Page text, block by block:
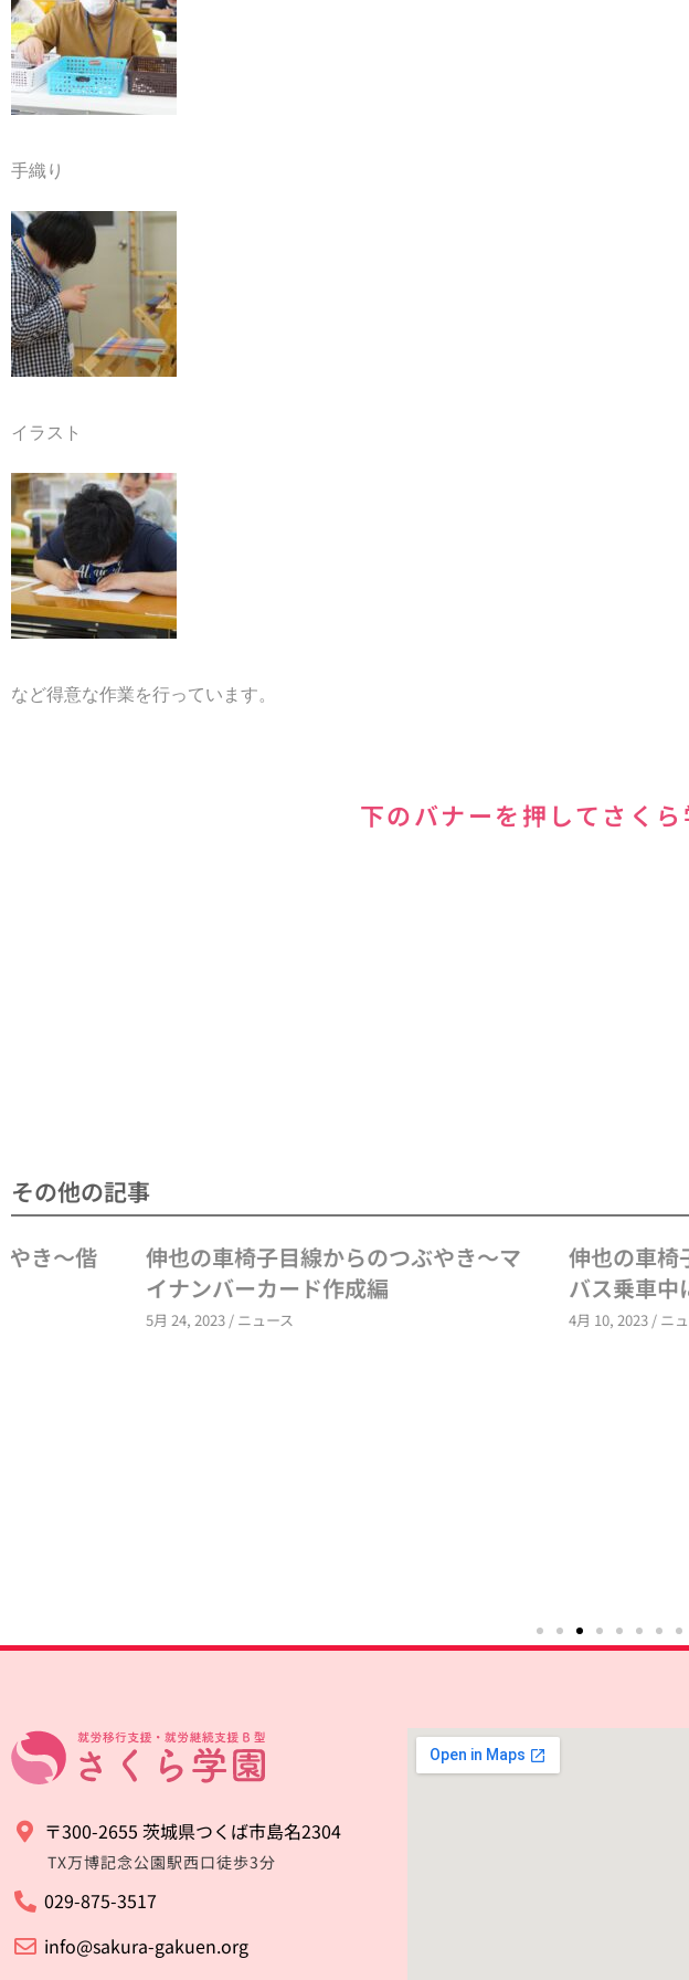
手織り
イラスト
など得意な作業を行っています。
下のバナーを押してさく
その他の記事
伸也の車椅子目線からのつぶやき～マ
イナンバーカード作成編
ニュース
伸也の車椅子目線から
バス乗車中に起きた出来
ニュース
〒300-2655 茨城県つくば市島名2304
TX万博記念公園駅西口徒歩3分
029-875-3517
info@sakura-gakuen.org